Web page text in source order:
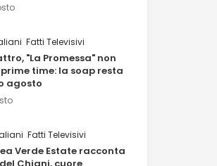
Fatti Televisivi
"La Promessa" non
time: la soap resta
agosto
Fatti Televisivi
Verde Estate racconta